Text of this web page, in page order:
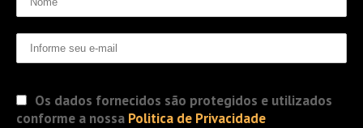
Os dados fornecidos são protegidos e utilizados
conforme a nossa Politica de Privacidade